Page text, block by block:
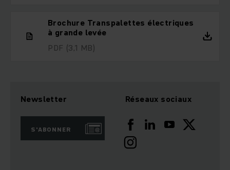
Brochure Transpalettes électriques
à grande levée
PDF (3,1 MB)
Newsletter
S'ABONNER
Réseaux sociaux